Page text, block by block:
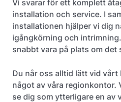
Vi svarar för ett komplett
installation och service. I
installationen hjälper vi dig
igångkörning och
snabbt vara på plats om det
Du når oss alltid lätt vid
något av våra regionkontor.
se dig som ytterligare en av